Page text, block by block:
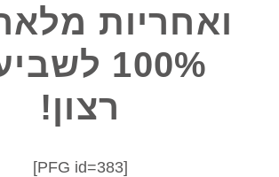
ואחריות
100%
רצון!
[PFG id=383]